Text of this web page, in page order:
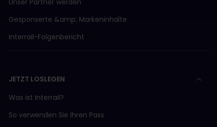
Unser Partner werden
Gesponserte &amp; Markeninhalte
Interrail-Folgenbericht
JETZT LOSLEGEN
Was ist Interrail?
So verwenden Sie Ihren Pass